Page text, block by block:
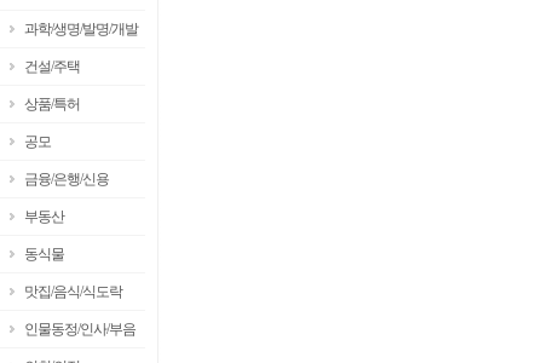
과학/생명/발명/개발
건설/주택
상품/특허
공모
금융/은행/신용
부동산
동식물
맛집/음식/식도락
인물동정/인사/부음